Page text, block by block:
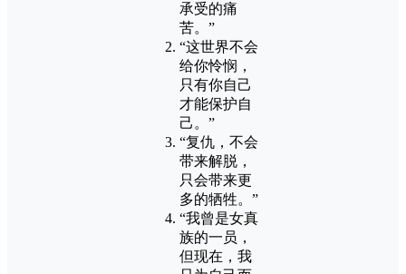
承受的痛
苦。”
“这世界不会
给你怜悯，
只有你自己
才能保护自
己。”
“复仇，不会
带来解脱，
只会带来更
多的牺牲。”
“我曾是女真
族的一员，
但现在，我